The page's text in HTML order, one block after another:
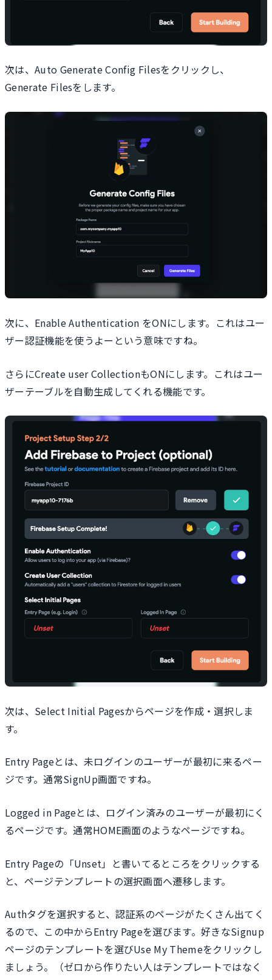
次は、Auto Generate Config Filesをクリックし、
Generate Filesをします。
次に、Enable Authentication をONにします。これはユー
ザー認証機能を使うよーという意味ですね。
さらにCreate user CollectionもONにします。これはユー
ザーテーブルを自動生成してくれる機能です。
次は、Select Initial Pagesからページを作成・選択しま
す。
Entry Pageとは、未ログインのユーザーが最初に来るペー
ジです。通常SignUp画面ですね。
Logged in Pageとは、ログイン済みのユーザーが最初にく
るページです。通常HOME画面のようなページですね。
Entry Pageの「Unset」と書いてるところをクリックする
と、ページテンプレートの選択画面へ遷移します。
Authタグを選択すると、認証系のページがたくさん出てく
るので、この中からEntry Pageを選びます。好きなSignup
ページのテンプレートを選びUse My Themeをクリックし
ましょう。（ゼロから作りたい人はテンプレートではなく